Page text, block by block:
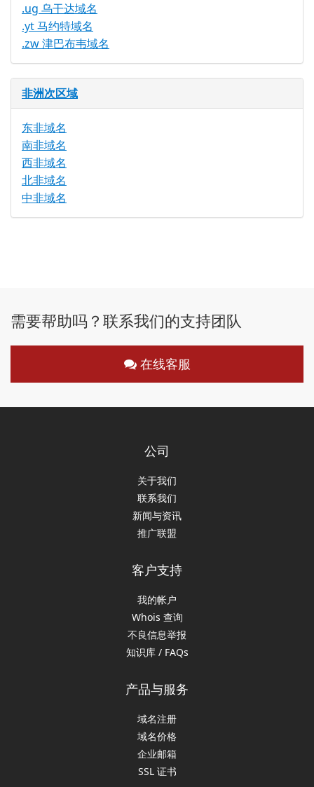
.ug 乌干达域名
.yt 马约特域名
.zw 津巴布韦域名
非洲次区域
东非域名
南非域名
西非域名
北非域名
中非域名
需要帮助吗？联系我们的支持团队
在线客服
公司
关于我们
联系我们
新闻与资讯
推广联盟
客户支持
我的帐户
Whois 查询
不良信息举报
知识库 / FAQs
产品与服务
域名注册
域名价格
企业邮箱
SSL 证书